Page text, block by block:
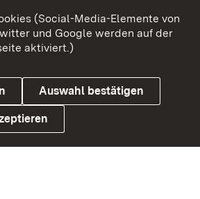
Datenschutz
(Social-Media-Elemente von
und Google werden auf der
aktiviert.)
Auswahl bestätigen